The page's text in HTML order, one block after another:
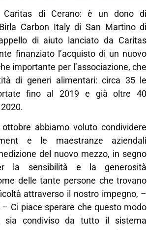
di Cerano: è un dono di
Carbon Italy di San Martino di
di aiuto lanciato da Caritas
finanziato l’acquisto di un nuovo
importante per l’associazione, che
di generi alimentari: circa 35 le
fino al 2019 e già oltre 40
abbiamo voluto condividere
e le maestranze aziendali
del nuovo mezzo, in segno
la sensibilità e la generosità
delle tante persone che trovano
attraverso il nostro impegno, –
Ci piace sperare che questo modo
sia condiviso da tutto il sistema